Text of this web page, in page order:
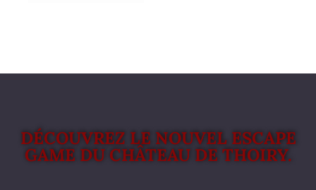
DÉCOUVREZ LE NOUVEL ESCAPE
GAME DU CHÂTEAU DE THOIRY.